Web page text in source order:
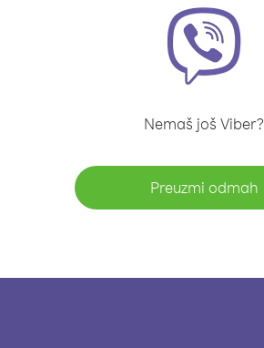
Nemaš još Viber?
Preuzmi odmah